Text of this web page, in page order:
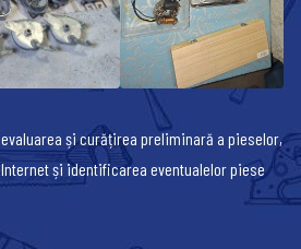
și curățirea preliminară a pieselor,
și identificarea eventualelor piese